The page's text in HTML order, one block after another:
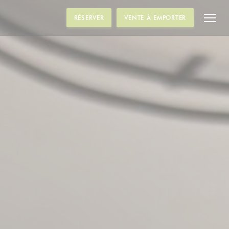
RÉSERVER VENTE À EMPORTER